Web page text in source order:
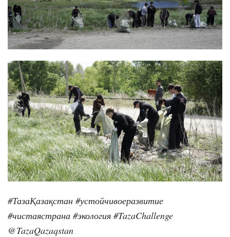
#ТазаҚазақстан #устойчивоеразвитие
#чистаястрана #экология #TazaChallenge
@TazaQazaqstan